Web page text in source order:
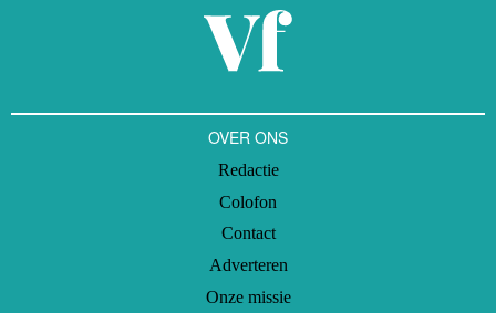
OVER ONS
Redactie
Colofon
Contact
Adverteren
Onze missie